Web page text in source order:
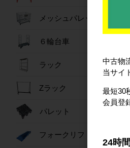
メッシュパレット
６輪台車
ラック
Zラック
パレット
フォークリフトスロープ
中古物
当サイ
最短30
会員登
24時